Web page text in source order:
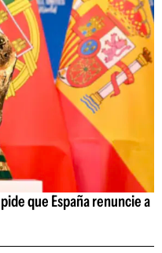
que España renuncie a